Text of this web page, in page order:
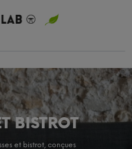
BISTROT
et bistrot, conçues